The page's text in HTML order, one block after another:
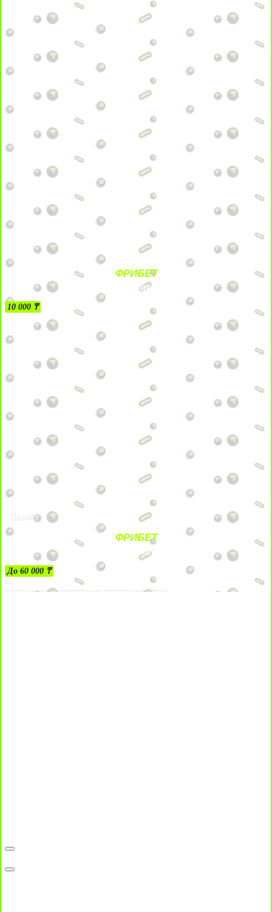
ФРИБЕТ
БЕЗ УСЛОВИЙ
10 000 ₸
На сайт
ФРИБЕТ
ЗА ДЕПОЗИТЫ
До 60 000 ₸
21+
Лицензии №24514359, выданной комитетом индустрии туризма Министерства культуры и спорта Республики Казахстан срок до 27 сентября 2034 года.